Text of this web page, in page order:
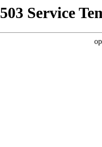
503 Service